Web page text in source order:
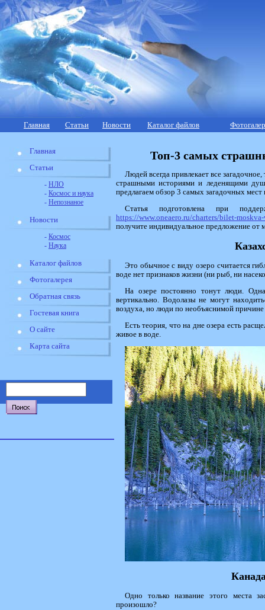
Главная Статьи Новости Каталог файлов
Главная
Статьи
- НЛО
- Космос и наука
- Непознаное
Новости
- Космос
- Наука
Каталог файлов
Фотогалерея
Обратная связь
Гостевая книга
О сайте
Карта сайта
Топ-3 самых
Людей всегда привлекает все
страшными историями и леденящими
предлагаем обзор 3 самых загадочных
Статья подготовлена при
https://www.oneaero.ru/charters/bilet-
получите индивидуальное предложение от
Это обычное с виду озеро считается
воде нет признаков жизни (ни рыб, ни
На озере постоянно тонут люди.
вертикально. Водолазы не могут
воздуха, но люди по необъяснимой
Есть теория, что на дне озера есть
живое в воде.
Одно только название этого места
произошло?